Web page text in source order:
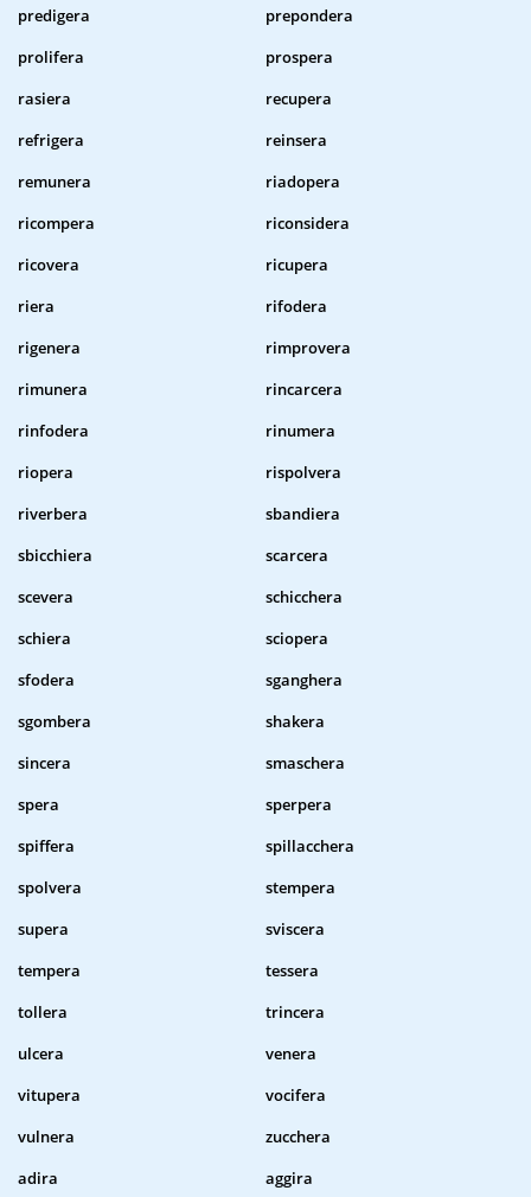
predigera
prepondera
prolifera
prospera
rasiera
recupera
refrigera
reinsera
remunera
riadopera
ricompera
riconsidera
ricovera
ricupera
riera
rifodera
rigenera
rimprovera
rimunera
rincarcera
rinfodera
rinumera
riopera
rispolvera
riverbera
sbandiera
sbicchiera
scarcera
scevera
schicchera
schiera
sciopera
sfodera
sganghera
sgombera
shakera
sincera
smaschera
spera
sperpera
spiffera
spillacchera
spolvera
stempera
supera
sviscera
tempera
tessera
tollera
trincera
ulcera
venera
vitupera
vocifera
vulnera
zucchera
adira
aggira